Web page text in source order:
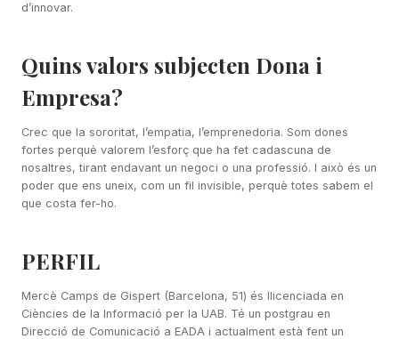
d’innovar.
Quins valors subjecten Dona i
Empresa?
Crec que la sororitat, l’empatia, l’emprenedoria. Som dones
fortes perquè valorem l’esforç que ha fet cadascuna de
nosaltres, tirant endavant un negoci o una professió. I això és un
poder que ens uneix, com un fil invisible, perquè totes sabem el
que costa fer-ho.
PERFIL
Mercè Camps de Gispert (Barcelona, 51) és llicenciada en
Ciències de la Informació per la UAB. Té un postgrau en
Direcció de Comunicació a EADA i actualment està fent un